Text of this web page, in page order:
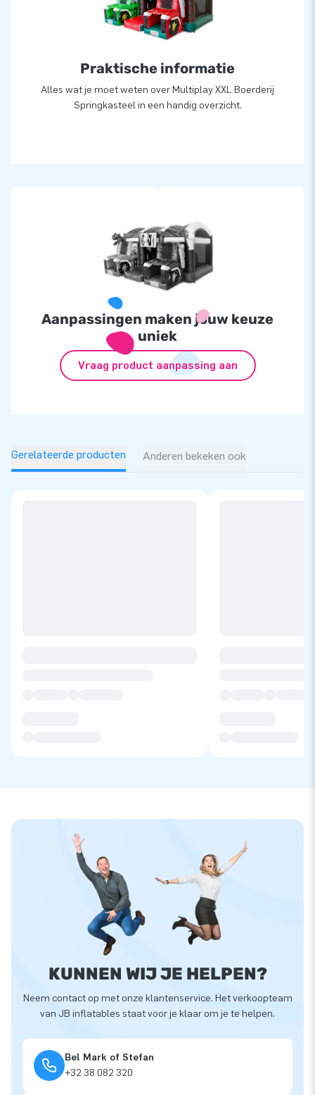
JB laat al meer dan 15 jaar mensen wereldwijd een gat in de
lucht springen. Ja, vaak letterlijk. Ons team van designers,
opblaasattracties op grootse wijze! Klanten zijn bovendien
verzekerd van onze professionele service en levering. We
worden daarom ook wel ‘creators of greatness’ genoemd.
Praktische informatie
Alles wat je moet weten over Multiplay XXL Boerderij
Springkasteel in een handig overzicht.
Aanpassingen maken jouw keuze
uniek
Vraag product aanpassing aan
Gerelateerde producten Anderen bekeken ook
KUNNEN WIJ JE HELPEN?
Neem contact op met onze klantenservice. Het verkoopteam
van JB inflatables staat voor je klaar om je te helpen.
Bel Mark of Stefan
+32 38 082 320